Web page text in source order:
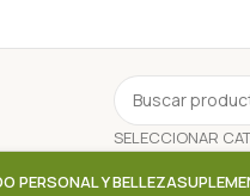
PERSONAL Y BELLEZA